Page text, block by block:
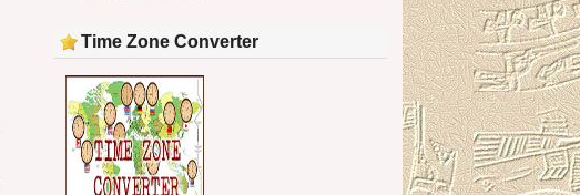
Time Zone Converter